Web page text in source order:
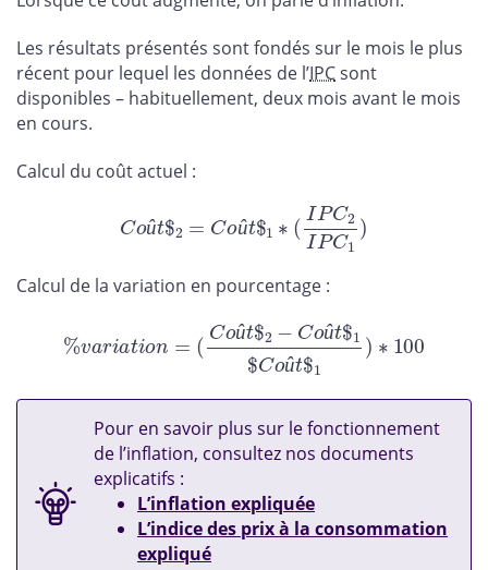
Les résultats présentés sont fondés sur le mois le plus
récent pour lequel les données de l’IPCsont
disponibles – habituellement, deux mois avant le mois
en cours.
Calcul du coût actuel :
û û
C2IPC
Calcul de la variation en pourcentage :
û û
û
$2 −Co $1 Coû
Pour en savoir plus sur le fonctionnement
de l’inflation, consultez nos documents
explicatifs :
L’inflation expliquée
L’indice des prix à la consommation
expliqué